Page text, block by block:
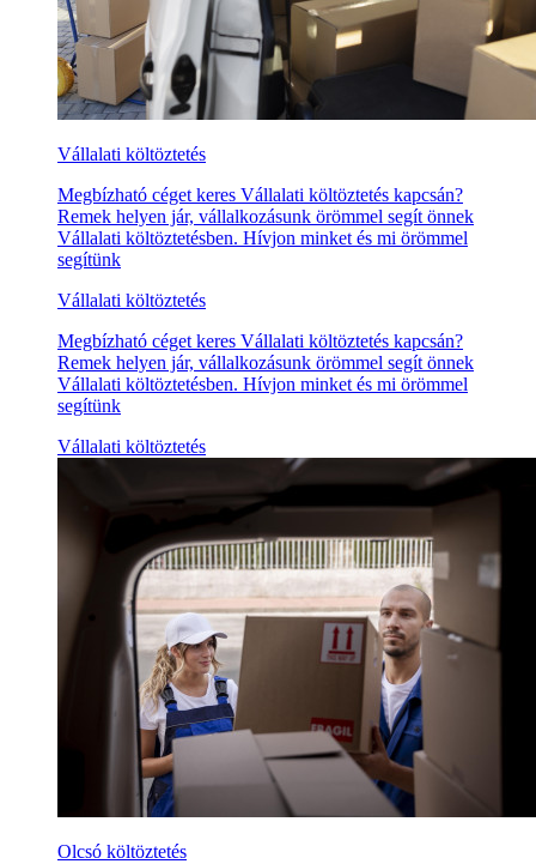
Vállalati költöztetés
Megbízható céget keres Vállalati költöztetés kapcsán?
Remek helyen jár, vállalkozásunk örömmel segít önnek
Vállalati költöztetésben. Hívjon minket és mi örömmel
segítünk
Vállalati költöztetés
Megbízható céget keres Vállalati költöztetés kapcsán?
Remek helyen jár, vállalkozásunk örömmel segít önnek
Vállalati költöztetésben. Hívjon minket és mi örömmel
segítünk
Vállalati költöztetés
Olcsó költöztetés